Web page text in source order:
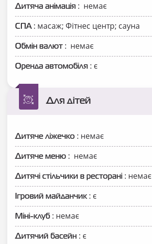
Дитяча анімація : немає
СПА: масаж; Фітнес центр; сауна
Обмін валют: немає
Оренда автомобіля : є
Для дітей
Дитяче ліжечко : немає
Дитяче меню : немає
Дитячі стільчики в ресторані : немає
Ігровий майданчик: є
Міні-клуб : немає
Дитячий басейн : є